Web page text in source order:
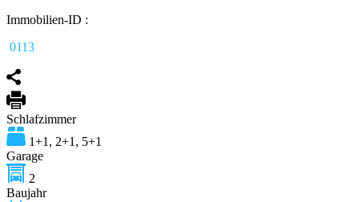
Immobilien-ID :
0113
Schlafzimmer
1+1, 2+1, 5+1
Garage
2
Baujahr